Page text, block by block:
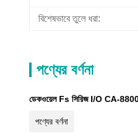
বিশেষভাবে তুলে ধরা:
পণ্যের বর্ণনা
ডেকওয়েল Fs সিরিজ I/O CA-
পণ্যের বর্ণনা